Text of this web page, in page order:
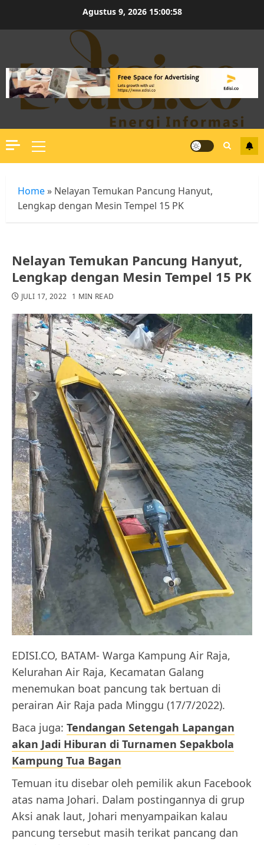
Agustus 9, 2026 15:00:58
Primary
Menu
Home » Nelayan Temukan Pancung Hanyut,
Lengkap dengan Mesin Tempel 15 PK
Nelayan Temukan Pancung Hanyut,
Lengkap dengan Mesin Tempel 15 PK
JULI 17, 2022 1 MIN READ
EDISI.CO, BATAM- Warga Kampung Air Raja,
Kelurahan Air Raja, Kecamatan Galang
menemukan boat pancung tak bertuan di
perairan Air Raja pada Minggu (17/7/2022).
Baca juga: Tendangan Setengah Lapangan
akan Jadi Hiburan di Turnamen Sepakbola
Kampung Tua Bagan
Temuan itu disebar oleh pemilik akun Facebook
atas nama Johari. Dalam postingannya di grup
Aksi anak laut, Johari menyampaikan kalau
pancung tersebut masih terikat pancang dan